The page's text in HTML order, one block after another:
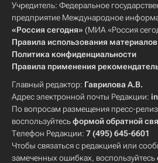
Учредитель: Федеральное
предприятие Международное
«Россия сегодня» (МИА «Россия
Правила использования материалов
Политика конфиденциальности
Правила применения
Главный редактор: Гаврилова А.В.
Адрес электронной почты Редакции:
По вопросам размещения пресс-
воспользуйтесьформой обратной
Телефон Редакции: 7 (495) 645-6601
Чтобы связаться с редакцией или
замеченных ошибках, воспользуйтесь